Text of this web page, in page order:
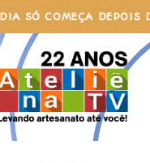
SÓ COMEÇA DEPOIS